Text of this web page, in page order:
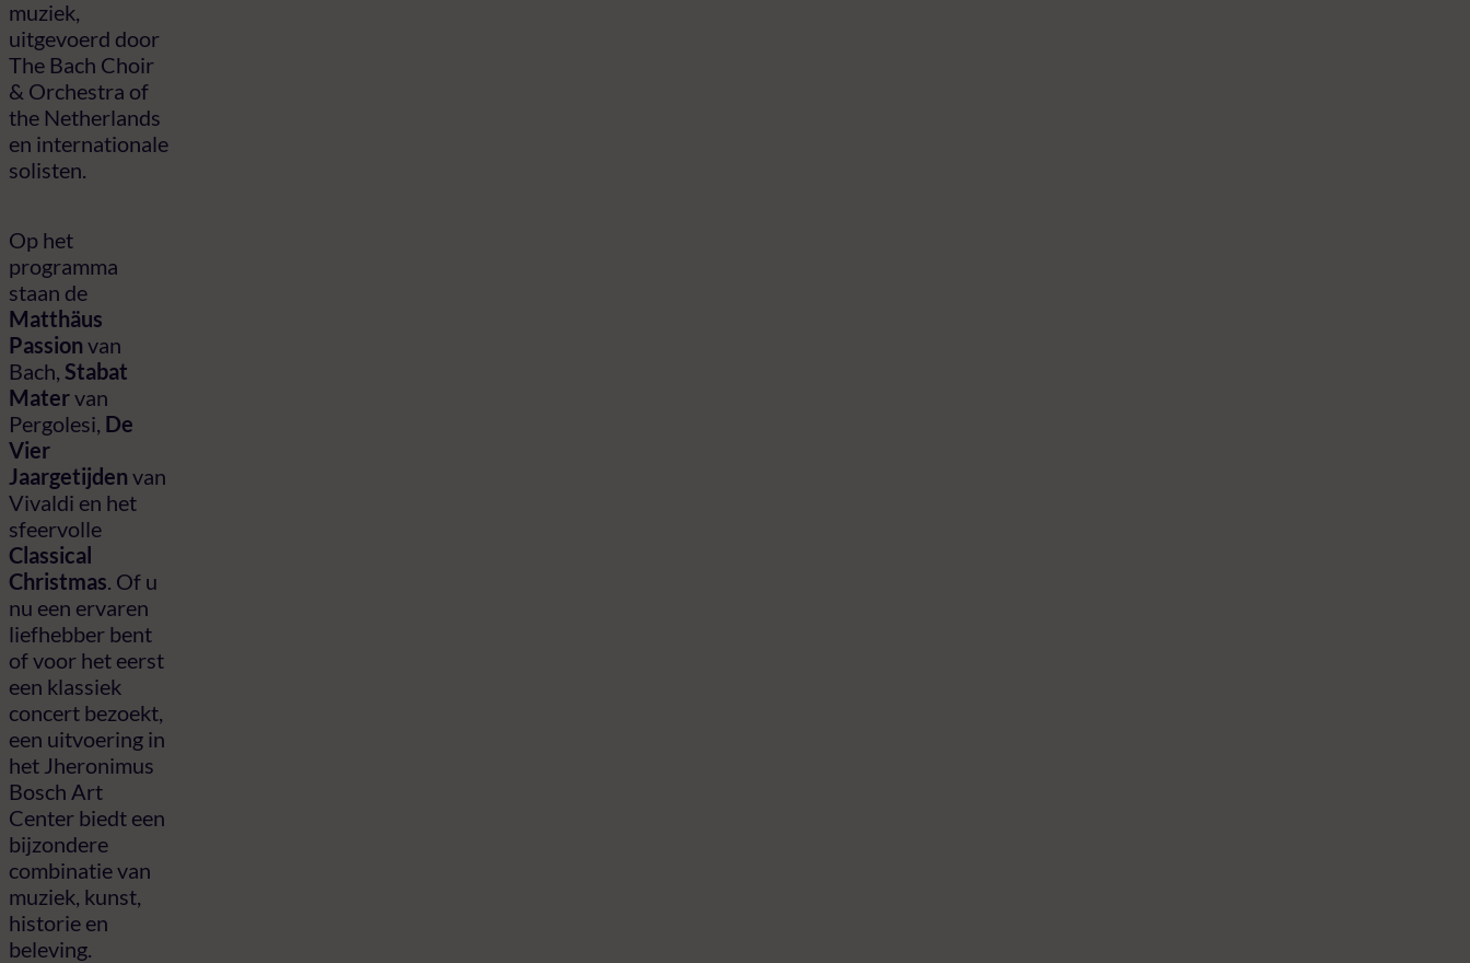
muziek,
uitgevoerd door
The Bach Choir
& Orchestra of
the Netherlands
en internationale
solisten.
Op het
programma
staan de
Matthäus
Passion van
Bach, Stabat
Matervan
Pergolesi, De
Vier
Jaargetijden van
Vivaldi en het
sfeervolle
Classical
Christmas . Of u
nu een ervaren
liefhebber bent
of voor het eerst
een klassiek
concert bezoekt,
een uitvoering in
het Jheronimus
Bosch Art
Center biedt een
bijzondere
combinatie van
muziek, kunst,
historie en
beleving.